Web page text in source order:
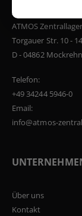
Adresse:
ATMOS
Torgauer Str. 10 - 14
D - 04862
Telefon:
+49 34244 5946-0
Email:
info@atmos-
Über uns
Kontakt